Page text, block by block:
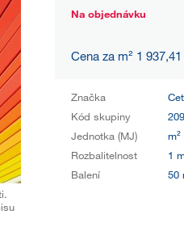
Na objednávku
Cena za m² 1
Značka
Kód skupiny
Jednotka (MJ)
m²
Rozbalitelnost
1
Balení
50